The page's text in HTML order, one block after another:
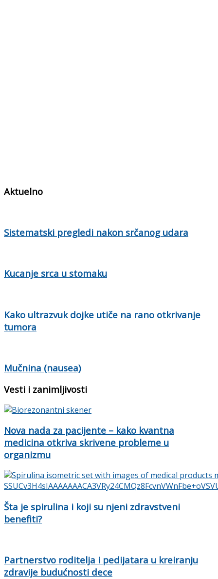
Aktuelno
Sistematski pregledi nakon srčanog udara
Kucanje srca u stomaku
Kako ultrazvuk dojke utiče na rano otkrivanje
tumora
Mučnina (nausea)
Vesti i zanimljivosti
Nova nada za pacijente – kako kvantna
medicina otkriva skrivene probleme u
organizmu
Šta je spirulina i koji su njeni zdravstveni
benefiti?
Partnerstvo roditelja i pedijatara u kreiranju
zdravije budućnosti dece